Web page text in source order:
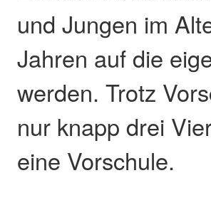
und Jungen im
Jahren auf die
werden. Trotz
nur knapp drei
eine Vorschule.